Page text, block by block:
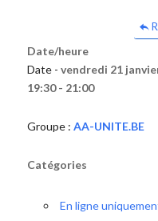
Date/heure
Date - vendredi 21
19:30 - 21:00
Groupe : AA-UNITE.BE
Catégories
En ligne